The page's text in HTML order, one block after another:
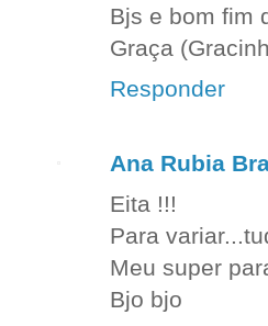
Bjs e bom fim
Graça
Responder
Ana Rubia
Eita !!!
Para
Meu super
Bjo bjo